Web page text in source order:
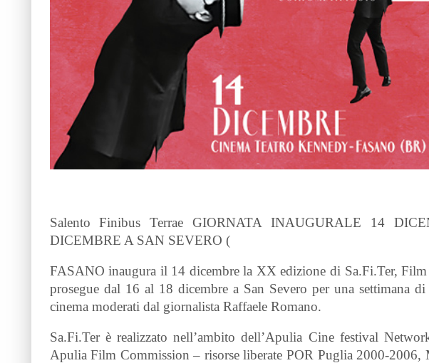
Salento Finibus Terrae GIORNATA INAUGURALE 14
DICEMBRE A SAN SEVERO (
FASANO inaugura il 14 dicembre la XX edizione di Sa.Fi.Ter, Film
prosegue dal 16 al 18 dicembre a San Severo per una settimana
cinema moderati dal giornalista Raffaele Romano.
Sa.Fi.Ter è realizzato nell’ambito dell’Apulia Cine festival
Apulia Film Commission – risorse liberate POR Puglia 2000-